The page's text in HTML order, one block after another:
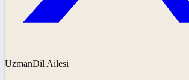
UzmanDil Ailesi